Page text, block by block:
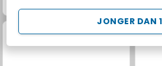
JONGER DAN